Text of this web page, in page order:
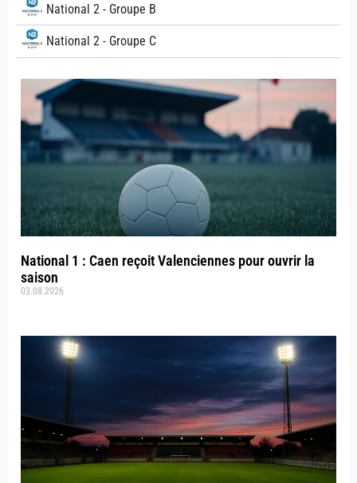
National 2 - Groupe B
National 2 - Groupe C
National 1 : Caen reçoit Valenciennes pour ouvrir la
saison
03.08.2026